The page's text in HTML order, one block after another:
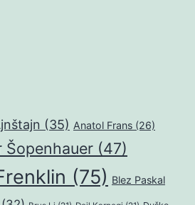
(35) Anatol Frans (26)
Šopenhauer (47)
(75) Blez Paskal